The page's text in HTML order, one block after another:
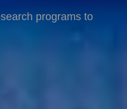
programs to